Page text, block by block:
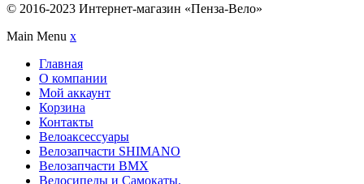
© 2016-2023 Интернет-магазин «Пенза-Вело»
Main Menu x
Главная
О компании
Мой аккаунт
Корзина
Контакты
Велоаксессуары
Велозапчасти SHIMANO
Велозапчасти BMX
Велосипеды и Самокаты.